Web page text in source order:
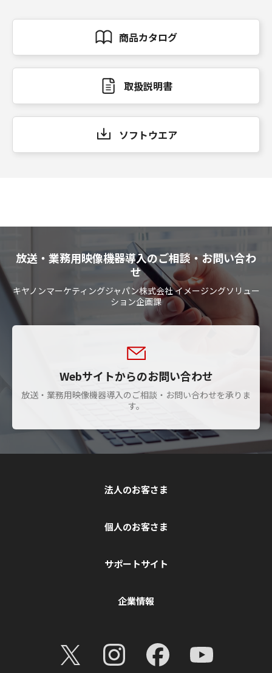
商品カタログ
取扱説明書
ソフトウエア
放送・業務用映像機器導入のご相談・お問い合わ
せ
キヤノンマーケティングジャパン株式会社 イメージングソリュー
ション企画課
Webサイトからのお問い合わせ
放送・業務用映像機器導入のご相談・お問い合わせを承りま
す。
法人のお客さま
個人のお客さま
サポートサイト
企業情報